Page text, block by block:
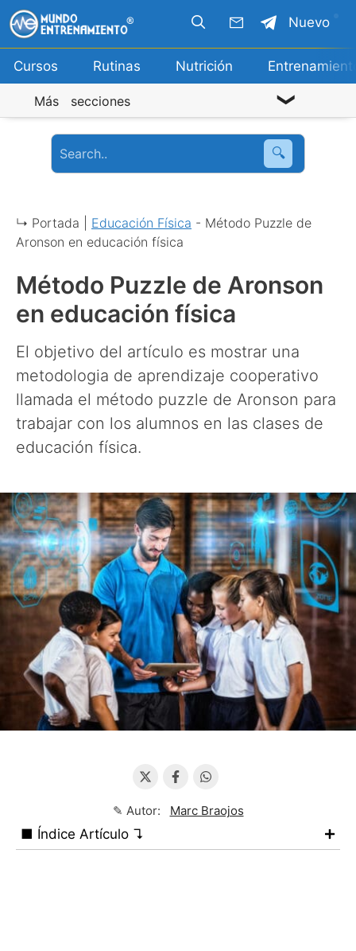
Saltar
al
contenido
Cursos Rutinas Nutrición
Nuevo
Más secciones
🔍
↳ Portada | Educación Física - Método Puzzle de
Aronson en educación física
Método Puzzle de Aronson
en educación física
El objetivo del artículo es mostrar una
metodologia de aprendizaje cooperativo
llamada el método puzzle de Aronson para
trabajar con los alumnos en las clases de
educación física.
✎ Autor: Marc Braojos
■ Índice Artículo ↴